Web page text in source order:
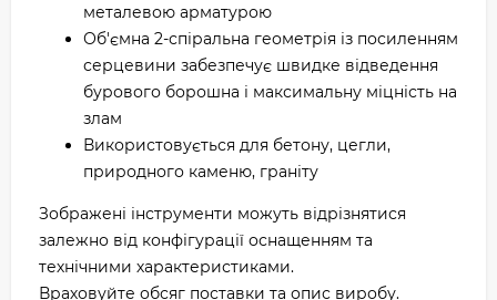
металевою арматурою
Об'ємна 2-спіральна геометрія із посиленням
серцевини забезпечує швидке відведення
бурового борошна і максимальну міцність на
злам
Використовується для бетону, цегли,
природного каменю, граніту
Зображені інструменти можуть відрізнятися
залежно від конфігурації оснащенням та
технічними характеристиками.
Враховуйте обсяг поставки та опис виробу.